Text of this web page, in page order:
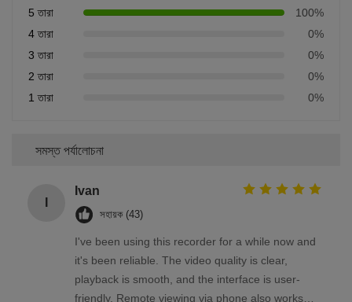
5 তারা
100%
4 তারা
0%
3 তারা
0%
2 তারা
0%
1 তারা
0%
সমস্ত পর্যালোচনা
Ivan
সহায়ক (43)
I've been using this recorder for a while now and
it's been reliable. The video quality is clear,
playback is smooth, and the interface is user-
friendly. Remote viewing via phone also works